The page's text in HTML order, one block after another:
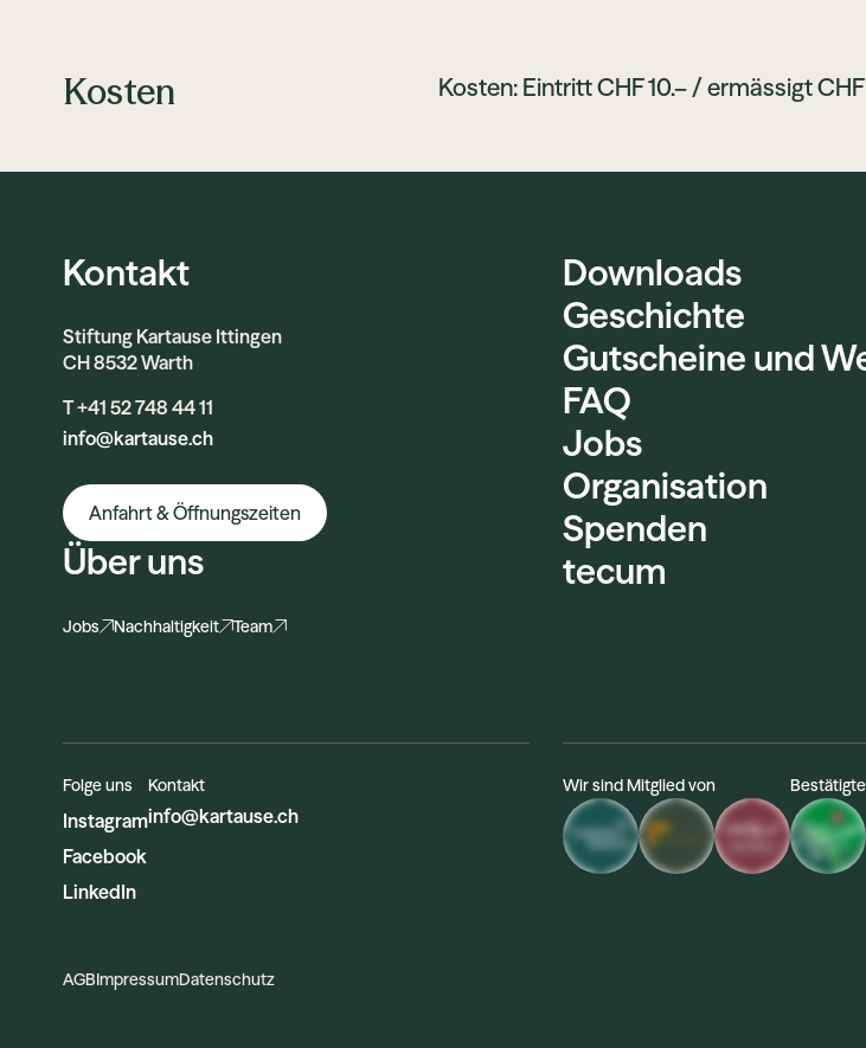
Kosten Kosten: Eintritt CHF 10.– / ermässigt
Kontakt
Stiftung Kartause Ittingen
CH 8532 Warth
T +41 52 748 44 11
info@kartause.ch
Anfahrt & Öffnungszeiten
Über uns
Jobs Nachhaltigkeit Team
Downloads
Geschichte
Gutscheine und
FAQ
Jobs
Organisation
Spenden
tecum
Folge uns
Instagram
Facebook
LinkedIn
Kontakt
info@kartause.ch
Wir sind Mitglied von
AGBImpressumDatenschutz